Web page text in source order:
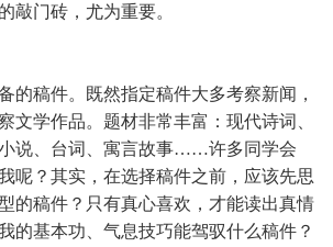
敲门砖，尤为重要。
的稿件。既然指定稿件大多考察新闻，
文学作品。题材非常丰富：现代诗词、
说、台词、寓言故事……许多同学会
呢？其实，在选择稿件之前，应该先思
的稿件？只有真心喜欢，才能读出真情
的基本功、气息技巧能驾驭什么稿件？